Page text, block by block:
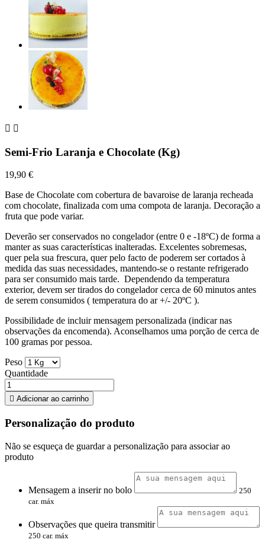
 
Semi-Frio Laranja e Chocolate (Kg)
19,90 €
Base de Chocolate com cobertura de bavaroise de laranja recheada
com chocolate, finalizada com uma compota de laranja. Decoração a
fruta que pode variar.
Deverão ser conservados no congelador (entre 0 e -18ºC) de forma a
manter as suas características inalteradas. Excelentes sobremesas,
quer pela sua frescura, quer pelo facto de poderem ser cortados à
medida das suas necessidades, mantendo-se o restante refrigerado
para ser consumido mais tarde. Dependendo da temperatura
exterior, devem ser tirados do congelador cerca de 60 minutos antes
de serem consumidos ( temperatura do ar +/- 20ºC ).
Possibilidade de incluir mensagem personalizada (indicar nas
observações da encomenda). Aconselhamos uma porção de cerca de
100 gramas por pessoa.
Peso
Quantidade
 Adicionar ao carrinho
Personalização do produto
Não se esqueça de guardar a personalização para associar ao
produto
Mensagem a inserir no bolo
250
car. máx
Observações que queira transmitir
250 car. máx